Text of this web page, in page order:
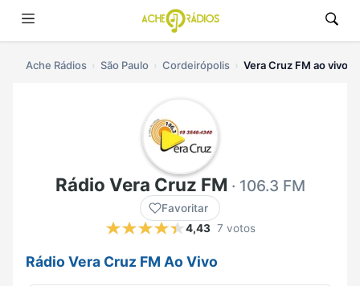
Ache Rádios São Paulo Cordeirópolis Vera Cruz FM ao vivo
Rádio Vera Cruz FM · 106.3 FM
Favoritar
4,43 7 votos
Rádio Vera Cruz FM Ao Vivo